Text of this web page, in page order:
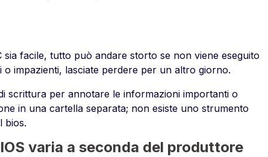
facile, tutto può andare storto se non viene eseguito
o impazienti, lasciate perdere per un altro giorno.
scrittura per annotare le informazioni importanti o
in una cartella separata; non esiste uno strumento
bios.
varia a seconda del produttore